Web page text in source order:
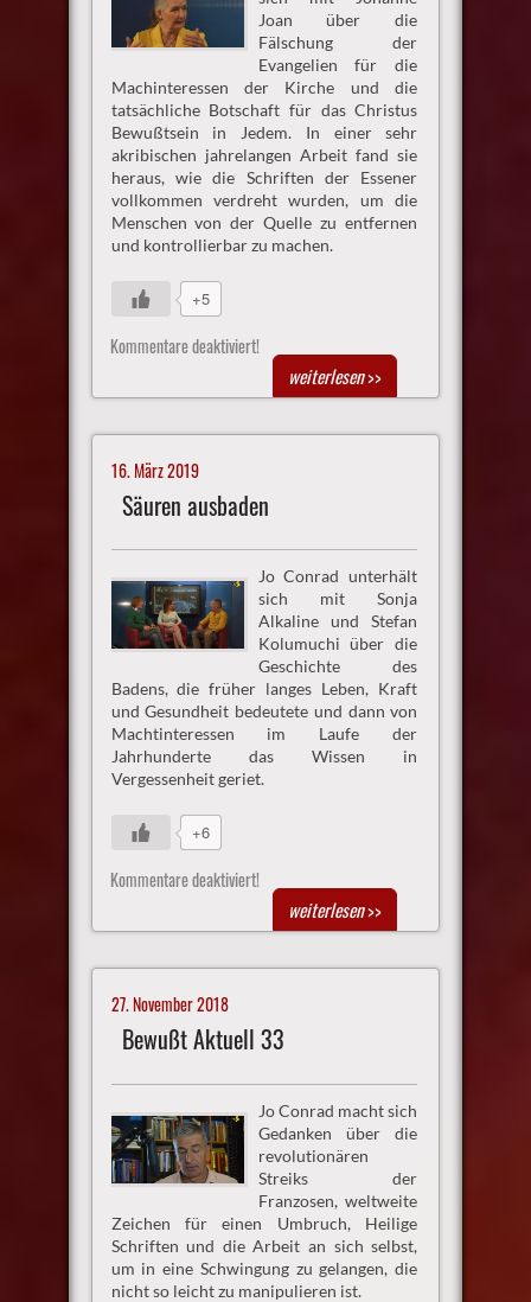
Joan über die
Fälschung der
Evangelien für die
Machinteressen der Kirche und die
tatsächliche Botschaft für das Christus
Bewußtsein in Jedem. In einer sehr
akribischen jahrelangen Arbeit fand sie
heraus, wie die Schriften der Essener
vollkommen verdreht wurden, um die
Menschen von der Quelle zu entfernen
und kontrollierbar zu machen.
+5
Kommentare deaktiviert!
weiterlesen>>
16. März 2019
Säuren ausbaden
Jo Conrad unterhält
sich mit Sonja
Alkaline und Stefan
Kolumuchi über die
Geschichte des
Badens, die früher langes Leben, Kraft
und Gesundheit bedeutete und dann von
Machtinteressen im Laufe der
Jahrhunderte das Wissen in
Vergessenheit geriet.
+6
Kommentare deaktiviert!
weiterlesen>>
27. November 2018
Bewußt Aktuell 33
Jo Conrad macht sich
Gedanken über die
revolutionären
Streiks der
Franzosen, weltweite
Zeichen für einen Umbruch, Heilige
Schriften und die Arbeit an sich selbst,
um in eine Schwingung zu gelangen, die
nicht so leicht zu manipulieren ist.